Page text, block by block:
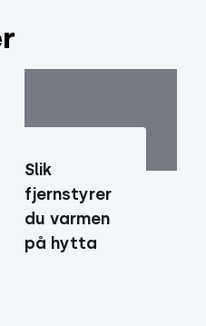
Slik
fjernstyrer
du varmen
på hytta